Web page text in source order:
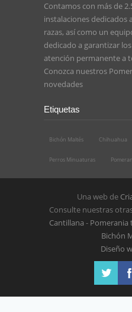
Contamos con más de
instalaciones dedicados
razas, así como un
dedicado a garantizar
atención permanente a
Conozca nuestros
novedades
Etiquetas
Bichón Maltés Chihuahua
Perros Minuaturas
Una web de
Consulte nuestras
Cantillana - Pomerania
Bichón
Diseño